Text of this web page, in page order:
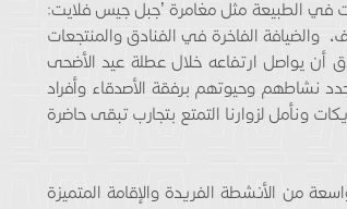
في الطبيعة مثل مغامرة ’جبل جيس فلايت:
والضيافة الفاخرة في الفنادق والمنتجعات
أن يواصل ارتفاعه خلال عطلة عيد الأضحى
نشاطهم وحيوتهم برفقة الأصدقاء وأفراد
ونأمل لزوارنا التمتع بتجارب تبقى حاضرة
من الأنشطة الفريدة والإقامة المتميزة